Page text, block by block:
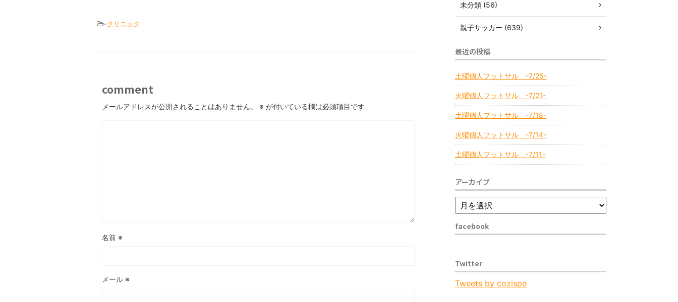
-クリニック
comment
メールアドレスが公開されることはありません。 ※ が付いている欄は必須項目です
名前 ※
メール ※
未分類 (56)
親子サッカー (639)
最近の投稿
土曜個人フットサル -7/25-
火曜個人フットサル -7/21-
土曜個人フットサル -7/18-
火曜個人フットサル -7/14-
土曜個人フットサル -7/11-
アーカイブ
facebook
Twitter
Tweets by cozispo